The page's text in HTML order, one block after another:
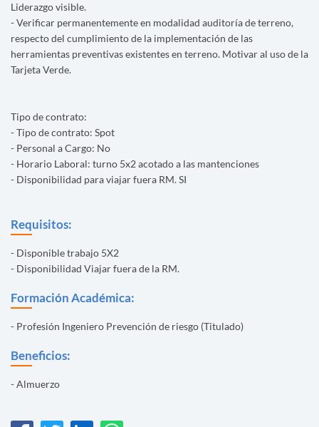
Liderazgo visible.
- Verificar permanentemente en modalidad auditoría de terreno,
respecto del cumplimiento de la implementación de las
herramientas preventivas existentes en terreno. Motivar al uso de la
Tarjeta Verde.
Tipo de contrato:
- Tipo de contrato: Spot
- Personal a Cargo: No
- Horario Laboral: turno 5x2 acotado a las mantenciones
- Disponibilidad para viajar fuera RM. SI
Requisitos:
- Disponible trabajo 5X2
- Disponibilidad Viajar fuera de la RM.
Formación Académica:
- Profesión Ingeniero Prevención de riesgo (Titulado)
Beneficios:
- Almuerzo